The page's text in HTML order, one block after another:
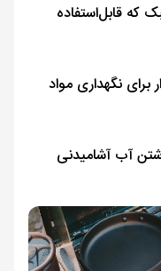
که قابل‌استفاده
نگهداری مواد
آب آشامیدنی